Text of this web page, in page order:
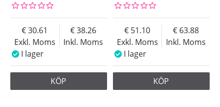
Exkl. Moms
30.61
Inkl. Moms
38.26
I lager
KÖP
Exkl. Moms
51.10
Inkl. Moms
63.88
I lager
KÖP